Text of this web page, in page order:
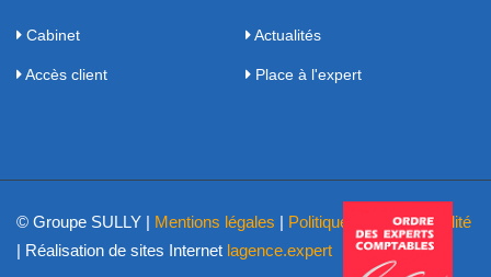
Cabinet Actualités
Accès client Place à l'expert
© Groupe SULLY | Mentions légales | Politique de confidentialité
| Réalisation de sites Internet lagence.expert